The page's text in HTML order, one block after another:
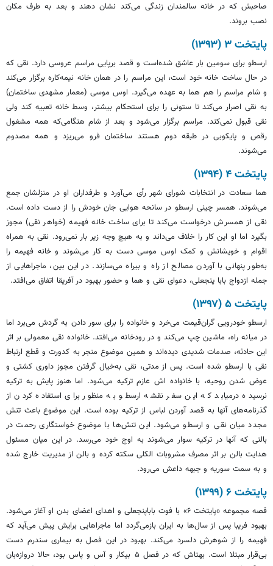
صاحبش که در خانه سالمندان زندگی می‌کند نشان دهند و بعد به طرف مکان
نصب بروند.
پایتخت ۳ (۱۳۹۳)
ارسطو برای سومین بار عاشق شده‌است و قصد برپایی مراسم عروسی دارد. نقی که
در حال ساخت خانه خود است، این مراسم را در همان خانه نیمه‌کاره برگزار می‌کند
و شام مراسم را هم هما به عهده می‌گیرد. اوس موسی (معمار مشهدی ساختمان)
به نقی اصرار می‌کند تا ستونی را برای استحکام بیشتر، وسط خانه تعبیه کند ولی
نقی قبول نمی‌کند. مراسم برگزار می‌شود و بعد از شام هنگامی‌که همه مشغول
رقص و پایکوبی در طبقه دوم هستند ساختمان فرو می‌ریزد و همه مصدوم
می‌شوند.
پایتخت ۴ (۱۳۹۴)
هما سعادت در انتخابات شورای شهر رأی می‌آورد و طرفداران او در منزلشان جمع
می‌شوند. همسر چینی ارسطو در سانحه هوایی جان خودش را از دست داده است.
نقی از همسرش درخواست می‌کند تا برای ساخت خانه فهیمه (خواهر نقی) مجوز
بگیرد اما او این کار را خلاف می‌داند و به هیچ وجه زیر بار نمی‌رود. نقی به همراه
اقوام و خویشانش و کمک اوس موسی دست به کار می‌شوند و خانه فهیمه را
به‌طور پنهانی با آوردن مصالح از راه و بیراه می‌سازند. در این بین، ماجراهایی از
جمله ازدواج بابا پنجعلی، دعوای نقی و هما و حضور بهبود در آفریقا اتفاق می‌افتد.
پایتخت ۵ (۱۳۹۷)
ارسطو خودرویی گران‌قیمت می‌خرد و خانواده را برای سور دادن به گردش می‌برد اما
در میانه راه، ماشین چپ می‌کند و در رودخانه می‌افتد. خانواده نقی معمولی بر اثر
این حادثه، صدمات شدیدی دیده‌اند و همین موضوع منجر به کدورت و قطع ارتباط
نقی با ارسطو شده است. پس از مدتی، نقی به‌خیال گرفتن مجوز داوری کشتی و
عوض شدن روحیه، با خانواده اش عازم ترکیه می‌شود. اما هنوز پایش به ترکیه
نرسیده درمیابد که این سفر نقشه ارسطو به منظور برای استفاده کردن از
گذرنامه‌های آنها به قصد آوردن لباس از ترکیه بوده است. این موضوع باعث تنش
مجدد میان نقی و ارسطو می‌شود. این تنش‌ها با موضوع خواستگاری رحمت در
بالنی که آنها در ترکیه سوار می‌شوند به اوج خود می‌رسد. در این میان مسئول
هدایت بالن بر اثر مصرف مشروبات الکلی سکته کرده و بالن از مدیریت خارج شده
و به سمت سوریه و جبهه داعش می‌رود.
پایتخت ۶ (۱۳۹۹)
قصه مجموعه «پایتخت ۶» با فوت باباپنجعلی و اهدای اعضای بدن او آغاز می‌شود.
بهبود فریبا پس از سال‌ها به ایران بازمی‌گردد اما ماجراهایی برایش پیش می‌آید که
فهیمه را از شوهرش دلسرد می‌کند. بهبود در این فصل به بیماری سندرم دست
بی‌قرار مبتلا است. بهتاش که در فصل ۵ بیکار و آس و پاس بود، حالا دروازه‌بان